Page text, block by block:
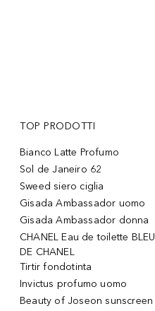
TOP PRODOTTI
Bianco Latte Profumo
Sol de Janeiro 62
Sweed siero ciglia
Gisada Ambassador uomo
Gisada Ambassador donna
CHANEL Eau de toilette BLEU
DE CHANEL
Tirtir fondotinta
Invictus profumo uomo
Beauty of Joseon sunscreen